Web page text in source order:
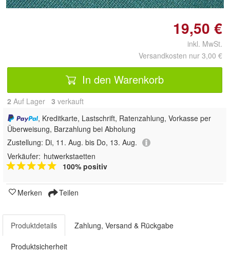
19,50 €
inkl. MwSt.
Versandkosten nur 3,00 €
In den Warenkorb
2 Auf Lager 3 verkauft
, Kreditkarte, Lastschrift, Ratenzahlung, Vorkasse per
Überweisung, Barzahlung bei Abholung
Zustellung: Di, 11. Aug. bis Do, 13. Aug.
Verkäufer: hutwerkstaetten
100% positiv
Merken Teilen
Produktdetails Zahlung, Versand & Rückgabe
Produktsicherheit